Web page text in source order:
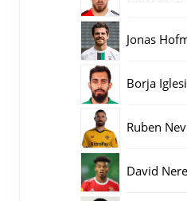
Jonas
Borja
Ruben
David